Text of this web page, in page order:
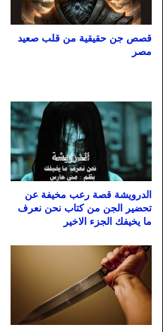
قصص جن حقيقية من قلب صعيد
مصر
الدرويشة قصة رعب مخيفة عن
تحضير الجن من كتاب نحن نعرف
ما يخيفك الجزء الاخير